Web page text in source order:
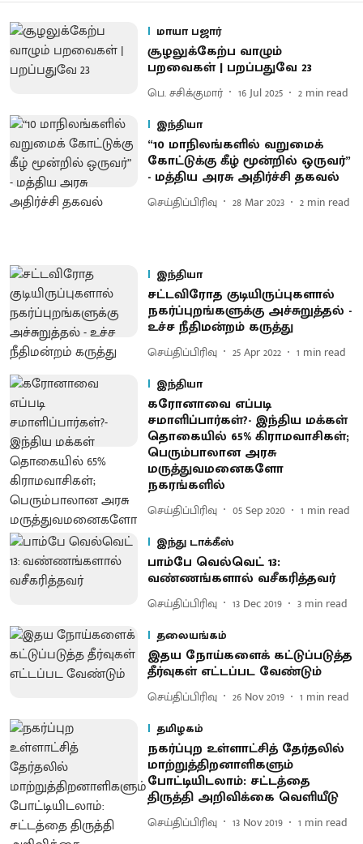
மாயா பஜார்
சூழலுக்கேற்ப வாழும்
பறவைகள் | பறப்பதுவே 23
பெ. சசிக்குமார் 16 Jul 2025 2 min read
இந்தியா
“10 மாநிலங்களில் வறுமைக்
கோட்டுக்கு கீழ் மூன்றில் ஒருவர்”
- மத்திய அரசு அதிர்ச்சி தகவல்
செய்திப்பிரிவு 28 Mar 2023 2 min read
இந்தியா
சட்டவிரோத குடியிருப்புகளால்
நகர்ப்புறங்களுக்கு அச்சுறுத்தல் -
உச்ச நீதிமன்றம் கருத்து
செய்திப்பிரிவு 25 Apr 2022 1 min read
இந்தியா
கரோனாவை எப்படி
சமாளிப்பார்கள்?- இந்திய மக்கள்
தொகையில் 65% கிராமவாசிகள்;
பெரும்பாலான அரசு
மருத்துவமனைகளோ
நகரங்களில்
செய்திப்பிரிவு 05 Sep 2020 1 min read
இந்து டாக்கீஸ்
பாம்பே வெல்வெட் 13:
வண்ணங்களால் வசீகரித்தவர்
செய்திப்பிரிவு 13 Dec 2019 3 min read
தலையங்கம்
இதய நோய்களைக் கட்டுப்படுத்த
தீர்வுகள் எட்டப்பட வேண்டும்
செய்திப்பிரிவு 26 Nov 2019 1 min read
தமிழகம்
நகர்ப்புற உள்ளாட்சித் தேர்தலில்
மாற்றுத்திறனாளிகளும்
போட்டியிடலாம்: சட்டத்தை
திருத்தி அறிவிக்கை வெளியீடு
செய்திப்பிரிவு 13 Nov 2019 1 min read